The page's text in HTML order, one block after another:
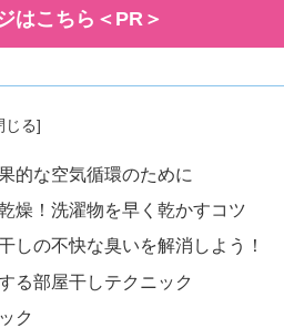
はこちら＜PR＞
的な空気循環のために
燥！洗濯物を早く乾かすコツ
しの不快な臭いを解消しよう！
る部屋干しテクニック
ク